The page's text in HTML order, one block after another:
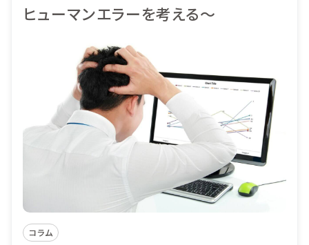
ITIL導入
システム監査対応
サービス構成管理
カスタマーサービス
導入事例
コンテンツナビ
資料ダウンロード
紹介動画を見る
ヒューマンエラーを考える～
コラム